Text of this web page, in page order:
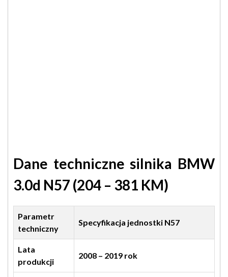
Dane techniczne silnika BMW
3.0d N57 (204 – 381 KM)
Parametr
techniczny
Specyfikacja jednostki N57
Lata
produkcji
2008 – 2019 rok